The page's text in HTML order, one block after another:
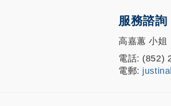
服務諮詢
高嘉蕙 小姐
電話: (852)
電郵: